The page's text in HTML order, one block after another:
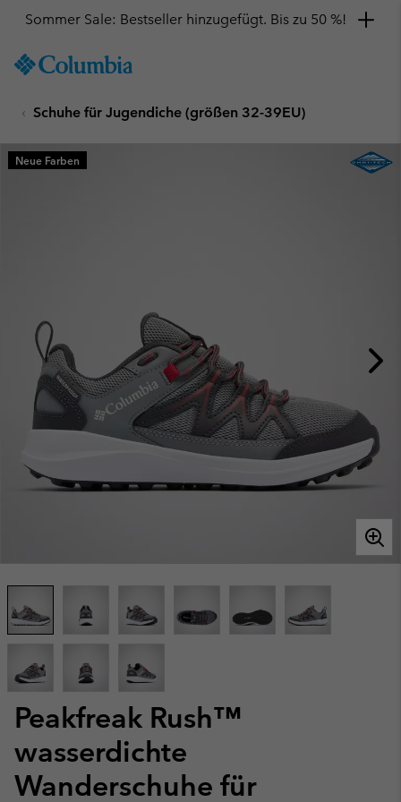
TO
SKIP
MAIN
NAV
Sommer Sale: Bestseller hinzugefügt. Bis zu 50 %!
Schuhe für Jugendiche (größen 32-39EU)
Peakfreak Rush™
wasserdichte
Wanderschuhe für
Neue Farben